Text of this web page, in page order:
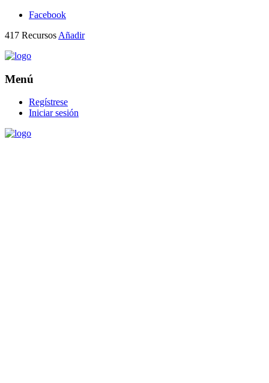
Facebook
417 Recursos Añadir
Menú
Regístrese
Iniciar sesión